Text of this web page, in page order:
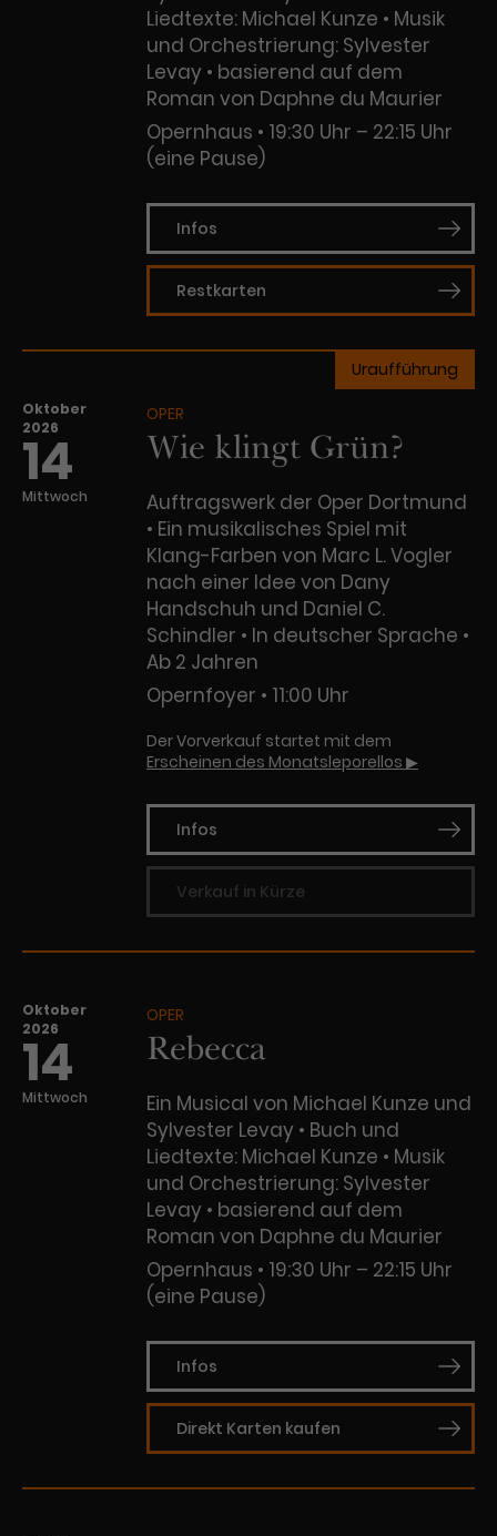
Liedtexte: Michael Kunze • Musik
und Orchestrierung: Sylvester
Levay • basierend auf dem
Roman von Daphne du Maurier
Opernhaus
19:30 Uhr – 22:15 Uhr
(eine Pause)
Infos
Restkarten
Oktober
2026
14
Mittwoch
Uraufführung
OPER
Wie klingt Grün?
Auftragswerk der Oper Dortmund
• Ein musikalisches Spiel mit
Klang-Farben von Marc L. Vogler
nach einer Idee von Dany
Handschuh und Daniel C.
Schindler • In deutscher Sprache •
Ab 2 Jahren
Opernfoyer
11:00 Uhr
Der Vorverkauf startet mit dem
Erscheinen des Monatsleporellos ▶
Infos
Verkauf in Kürze
Oktober
2026
14
Mittwoch
OPER
Rebecca
Ein Musical von Michael Kunze und
Sylvester Levay • Buch und
Liedtexte: Michael Kunze • Musik
und Orchestrierung: Sylvester
Levay • basierend auf dem
Roman von Daphne du Maurier
Opernhaus
19:30 Uhr – 22:15 Uhr
(eine Pause)
Infos
Direkt Karten kaufen